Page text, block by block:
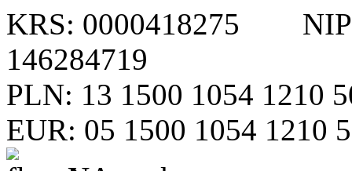
KRS: 0000418275
146284719
PLN: 13 1500 1054 1210
EUR: 05 1500 1054 1210